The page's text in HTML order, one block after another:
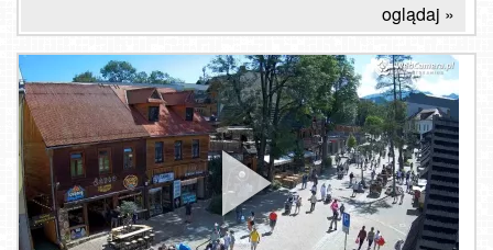
oglądaj »